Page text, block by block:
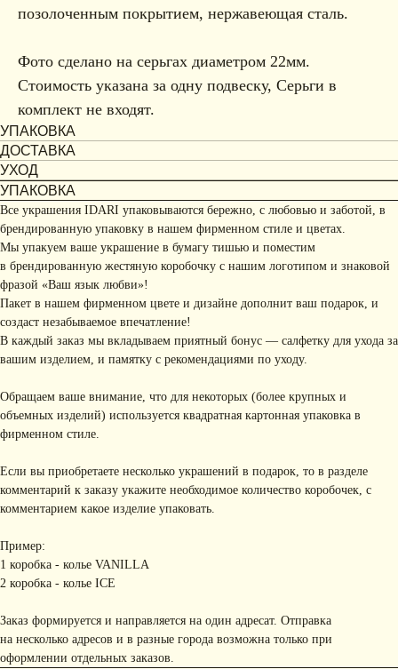
позолоченным покрытием, нержавеющая сталь.
Фото сделано на серьгах диаметром 22мм.
Стоимость указана за одну подвеску, Серьги в
комплект не входят.
УПАКОВКА
ДОСТАВКА
УХОД
УПАКОВКА
Все украшения IDARI упаковываются бережно, с любовью и заботой, в
брендированную упаковку в нашем фирменном стиле и цветах.
Мы упакуем ваше украшение в бумагу тишью и поместим
в брендированную жестяную коробочку с нашим логотипом и знаковой
фразой «Ваш язык любви»!
Пакет в нашем фирменном цвете и дизайне дополнит ваш подарок, и
создаст незабываемое впечатление!
В каждый заказ мы вкладываем приятный бонус — салфетку для ухода за
вашим изделием, и памятку с рекомендациями по уходу.
Обращаем ваше внимание, что для некоторых (более крупных и
объемных изделий) используется квадратная картонная упаковка в
фирменном стиле.
Если вы приобретаете несколько украшений в подарок, то в разделе
комментарий к заказу укажите необходимое количество коробочек, с
комментарием какое изделие упаковать.
Пример:
1 коробка - колье VANILLA
2 коробка - колье ICE
Заказ формируется и направляется на один адресат. Отправка
на несколько адресов и в разные города возможна только при
оформлении отдельных заказов.